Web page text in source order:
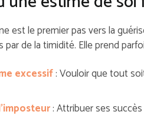
est le premier pas vers la
de la timidité. Elle prend
excessif: Vouloir que tout
: Attribuer ses